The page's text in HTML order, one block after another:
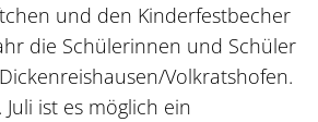
und den Kinderfestbecher
die Schülerinnen und Schüler
Volkratshofen.
ist es möglich ein